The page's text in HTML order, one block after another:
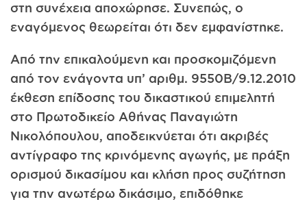
στη συνέχεια αποχώρησε. Συνεπώς, ο
εναγόμενος θεωρείται ότι δεν εμφανίστηκε.
Από την επικαλούμενη και προσκομιζόμενη
από τον ενάγοντα υπ’ αριθμ. 9550Β/9.12.2010
έκθεση επίδοσης του δικαστικού επιμελητή
στο Πρωτοδικείο Αθήνας Παναγιώτη
Νικολόπουλου, αποδεικνύεται ότι ακριβές
αντίγραφο της κρινόμενης αγωγής, με πράξη
ορισμού δικασίμου και κλήση προς συζήτηση
για την ανωτέρω δικάσιμο, επιδόθηκε